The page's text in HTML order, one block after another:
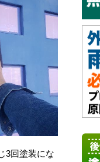
3回塗装にな